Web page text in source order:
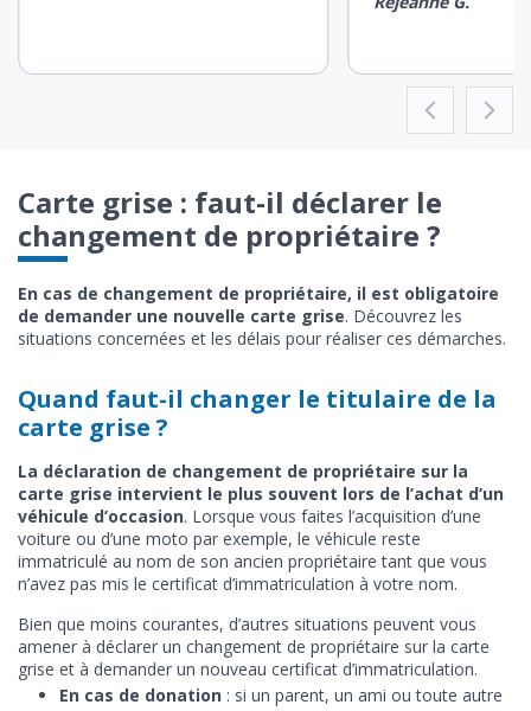
Carte grise : faut-il déclarer le
changement de propriétaire ?
En cas de changement de propriétaire, il est obligatoire
de demander une nouvelle carte grise. Découvrez les
situations concernées et les délais pour réaliser ces démarches.
Quand faut-il changer le titulaire de la
carte grise ?
La déclaration de changement de propriétaire sur la
carte grise intervient le plus souvent lors de l’achat d’un
véhicule d’occasion. Lorsque vous faites l’acquisition d’une
voiture ou d’une moto par exemple, le véhicule reste
immatriculé au nom de son ancien propriétaire tant que vous
n’avez pas mis le certificat d’immatriculation à votre nom.
Bien que moins courantes, d’autres situations peuvent vous
amener à déclarer un changement de propriétaire sur la carte
grise et à demander un nouveau certificat d’immatriculation.
En cas de donation : si un parent, un ami ou toute autre